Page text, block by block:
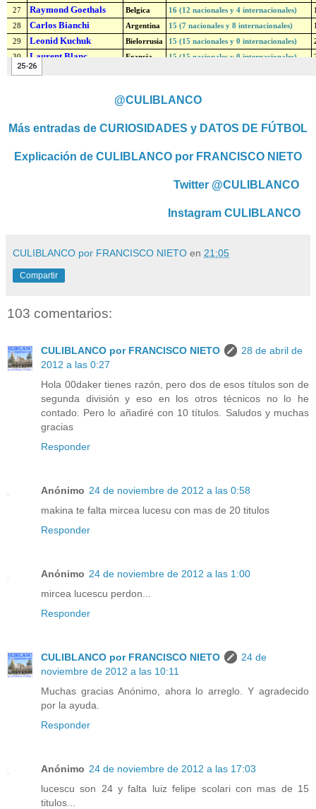
@CULIBLANCO
Más entradas de CURIOSIDADES y DATOS DE FÚTBOL
Explicación de CULIBLANCO por FRANCISCO NIETO
Twitter @CULIBLANCO
Instagram CULIBLANCO
CULIBLANCO por FRANCISCO NIETO en 21:05
Compartir
103 comentarios:
CULIBLANCO por FRANCISCO NIETO
28 de abril de
2012 a las 0:27
Hola 00daker tienes razón, pero dos de esos títulos son de
segunda división y eso en los otros técnicos no lo he
contado. Pero lo añadiré con 10 títulos. Saludos y muchas
gracias
Responder
Anónimo 24 de noviembre de 2012 a las 0:58
makina te falta mircea lucesu con mas de 20 titulos
Responder
Anónimo 24 de noviembre de 2012 a las 1:00
mircea lucescu perdon...
Responder
CULIBLANCO por FRANCISCO NIETO
24 de
noviembre de 2012 a las 10:11
Muchas gracias Anónimo, ahora lo arreglo. Y agradecido
por la ayuda.
Responder
Anónimo 24 de noviembre de 2012 a las 17:03
lucescu son 24 y falta luiz felipe scolari con mas de 15
titulos...